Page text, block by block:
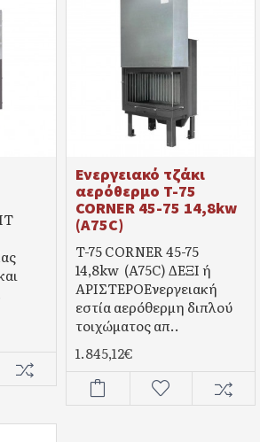
Ενεργειακό τζάκι
αερόθερμο T-75
CORNER 45-75 14,8kw
(A75C)
T-75 CORNER 45-75
14,8kw (A75C) ΔΕΞΙ ή
ΑΡΙΣΤΕΡΟΕνεργειακή
εστία αερόθερμη διπλού
τοιχώματος απ..
1.845,12€